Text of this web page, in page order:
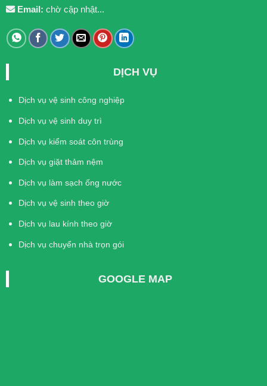
Email: chờ cập nhật...
DỊCH VỤ
Dịch vụ vệ sinh công nghiệp
Dịch vụ vệ sinh duy trì
Dịch vụ kiểm soát côn trùng
Dịch vụ giặt thảm nệm
Dịch vụ làm sạch ống nước
Dịch vụ vệ sinh theo giờ
Dịch vụ lau kính theo giờ
Dịch vụ chuyển nhà trọn gói
GOOGLE MAP